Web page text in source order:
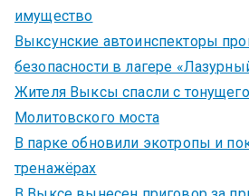
имущество
Выксунские автоинспекторы
безопасности в лагере
Жителя Выксы спасли с
Молитовского моста
В парке обновили экотропы и
тренажёрах